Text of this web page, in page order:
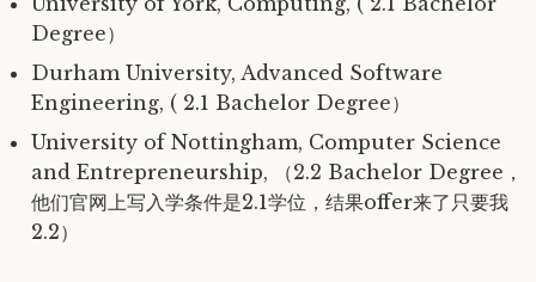
Degree）
Durham University, Advanced Software
Engineering, ( 2.1 Bachelor Degree）
University of Nottingham, Computer Science
and Entrepreneurship, （2.2 Bachelor Degree，
他们官网上写入学条件是2.1学位，结果offer来了只要我
2.2）